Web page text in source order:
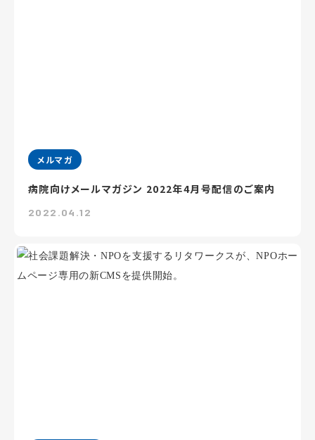
メルマガ
病院向けメールマガジン 2022年4月号配信のご案内
2022.04.12